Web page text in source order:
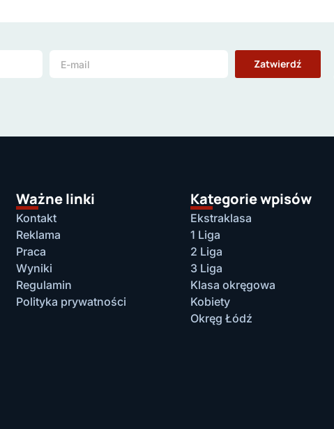
Zatwierdź
Ważne linki
Kontakt
Reklama
Praca
Wyniki
Regulamin
Polityka prywatności
Kategorie wpisów
Ekstraklasa
1 Liga
2 Liga
3 Liga
Klasa okręgowa
Kobiety
Okręg Łódź